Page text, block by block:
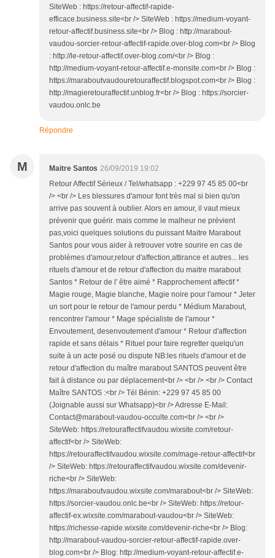
SiteWeb : https://retour-affectif-rapide-
efficace.business.site<br /> SiteWeb : https://medium-voyant-
retour-affectif.business.site<br /> Blog : http://marabout-
vaudou-sorcier-retour-affectif-rapide.over-blog.com<br /> Blog
: http://le-retour-affectif.over-blog.com/<br /> Blog :
http://medium-voyant-retour-affectif.e-monsite.com<br /> Blog :
https://maraboutvaudouretouraffectif.blogspot.com<br /> Blog :
http://magieretouraffectif.unblog.fr<br /> Blog : https://sorcier-
vaudou.onlc.be
Répondre
M Maitre Santos 26/09/2019 19:02
Retour Affectif Sérieux / Tel/whatsapp : +229 97 45 85 00<br
/> <br /> Les blessures d'amour font très mal si bien qu'on
arrive pas souvent à oublier. Alors en amour, il vaut mieux
prévenir que guérir. mais comme le malheur ne prévient
pas,voici quelques solutions du puissant Maitre Marabout
Santos pour vous aider à retrouver votre sourire en cas de
problèmes d'amour,retour d'affection,attirance et autres... les
rituels d'amour et de retour d'affection du maitre marabout
Santos * Retour de l' être aimé * Rapprochement affectif *
Magie rouge, Magie blanche, Magie noire pour l'amour * Jeter
un sort pour le retour de l'amour perdu * Médium Marabout,
rencontrer l'amour * Mage spécialiste de l'amour *
Envoutement, desenvoutement d'amour * Retour d'affection
rapide et sans délais * Rituel pour faire regretter quelqu'un
suite à un acte posé ou dispute NB:les rituels d'amour et de
retour d'affection du maître marabout SANTOS peuvent être
fait à distance ou par déplacement<br /> <br /> <br /> Contact
Maître SANTOS :<br /> Tél Bénin: +229 97 45 85 00
(Joignable aussi sur Whatsapp)<br /> Adresse E-Mail:
Contact@marabout-vaudou-occulte.com<br /> <br />
SiteWeb: https://retouraffectifvaudou.wixsite.com/retour-
affectif<br /> SiteWeb:
https://retouraffectifvaudou.wixsite.com/mage-retour-affectif<br
/> SiteWeb: https://retouraffectifvaudou.wixsite.com/devenir-
riche<br /> SiteWeb:
https://maraboutvaudou.wixsite.com/marabout<br /> SiteWeb:
https://sorcier-vaudou.onlc.be<br /> SiteWeb: https://retour-
affectif-ex.wixsite.com/marabout-vaudou<br /> SiteWeb:
https://richesse-rapide.wixsite.com/devenir-riche<br /> Blog:
http://marabout-vaudou-sorcier-retour-affectif-rapide.over-
blog.com<br /> Blog: http://medium-voyant-retour-affectif.e-